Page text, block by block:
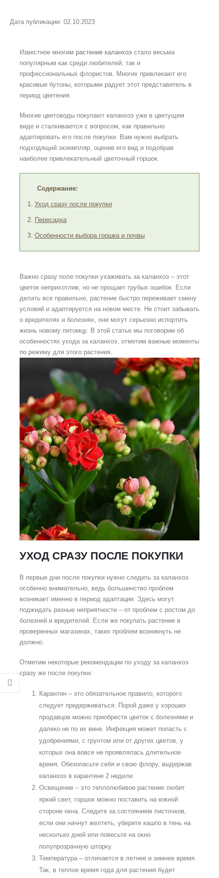
Дата публикации: 02.10.2023
Известное многим растение каланхоэ стало весьма
популярным как среди любителей, так и
профессиональных флористов. Многих привлекают его
красивые бутоны, которыми радует этот представитель в
период цветения.
Многие цветоводы покупают каланхоэ уже в цветущем
виде и сталкиваются с вопросом, как правильно
адаптировать его после покупки. Вам нужно выбрать
подходящий экземпляр, оценив его вид и подобрав
наиболее привлекательный цветочный горшок.
Содержание:
1. Уход сразу после покупки
2. Пересадка
3. Особенности выбора горшка и почвы
Важно сразу поле покупки ухаживать за каланхоэ – этот
цветок неприхотлив, но не прощает грубых ошибок. Если
делать все правильно, растение быстро переживает смену
условий и адаптируется на новом месте. Не стоит забывать
о вредителях и болезнях, они могут серьезно испортить
жизнь новому питомцу. В этой статье мы поговорим об
особенностях ухода за каланхоэ, отметим важные моменты
по режиму для этого растения.
УХОД СРАЗУ ПОСЛЕ ПОКУПКИ
В первые дни после покупки нужно следить за каланхоэ
особенно внимательно, ведь большинство проблем
возникает именно в период адаптации. Здесь могут
поджидать разные неприятности – от проблем с ростом до
болезней и вредителей. Если же покупать растение в
проверенных магазинах, таких проблем возникнуть не
должно.
Отметим некоторые рекомендации по уходу за каланхоэ
сразу же после покупки:
Карантин – это обязательное правило, которого
следует придерживаться. Порой даже у хороших
продавцов можно приобрести цветок с болезнями и
далеко не по их вине. Инфекция может попасть с
удобрениями, с грунтом или от других цветов, у
которых она вовсе не проявлялась длительное
время. Обезопасьте себя и свою флору, выдержав
каланхоэ в карантине 2 недели.
Освещение – это теплолюбивое растение любит
яркий свет, горшок можно поставить на южной
стороне окна. Следите за состоянием листочков,
если они начнут желтеть, уберите кашпо в тень на
несколько дней или повесьте на окно
полупрозрачную шторку.
Температура – отличается в летнее и зимнее время.
Так, в теплое время года для растения будет
Как выбрать
подходящие
цветы для
офиса в
зависимости
освещения
Лучшие
растения для
офиса
Как выбрать
цветы для
офиса на
стол: советы
и идеи
Живые цветы
в офисе: как
за ними
ухаживать и
какие
выбрать
теневыносливые растения
для офиса: как оживить
затенённые уголки?